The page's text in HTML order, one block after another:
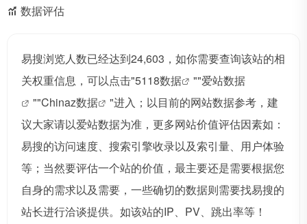
数据评估
易搜浏览人数已经达到24,603，如你需要查询该站的相
关权重信息，可以点击"5118数据 ""爱站数据
""Chinaz数据
"进入；以目前的网站数据参考，建
议大家请以爱站数据为准，更多网站价值评估因素如：
易搜的访问速度、搜索引擎收录以及索引量、用户体验
等；当然要评估一个站的价值，最主要还是需要根据您
自身的需求以及需要，一些确切的数据则需要找易搜的
站长进行洽谈提供。如该站的IP、PV、跳出率等！